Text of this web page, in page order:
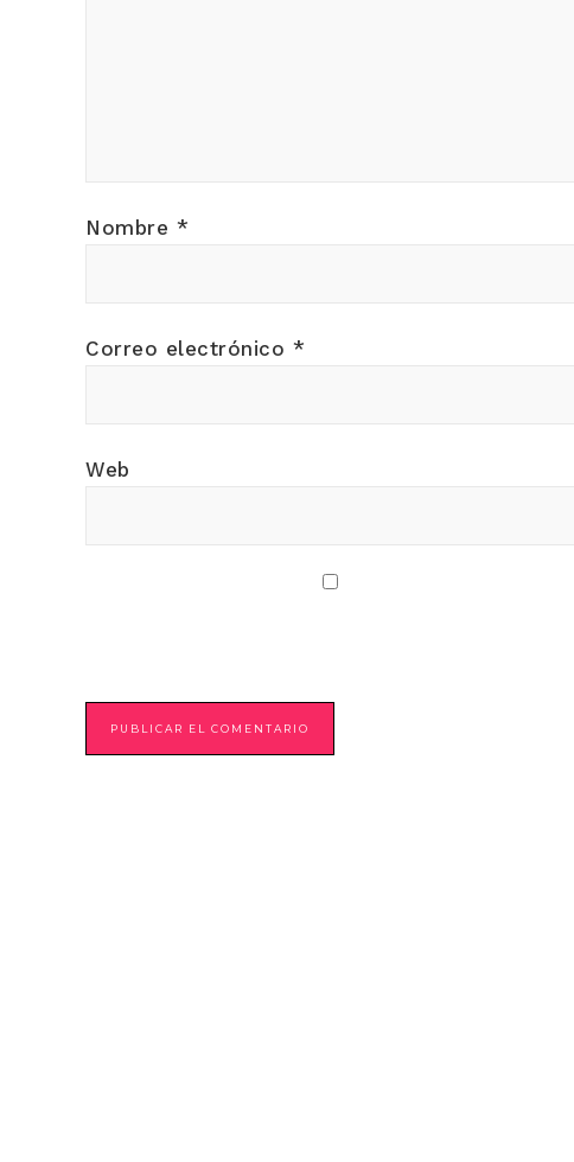
Nombre *
Correo electrónico *
Web